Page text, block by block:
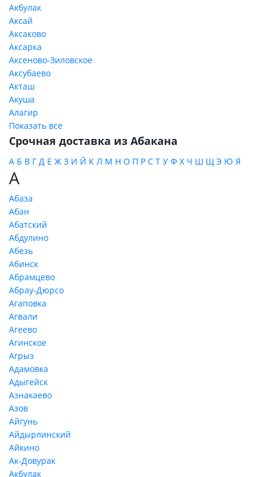
Акбулак
Аксай
Аксаково
Аксарка
Аксеново-Зиловское
Аксубаево
Акташ
Акуша
Алагир
Показать все
Срочная доставка из Абакана
А Б В Г Д Е Ж З И Й К Л М Н О П Р С Т У Ф Х Ч Ш Щ Э Ю Я
А
Абаза
Абан
Абатский
Абдулино
Абезь
Абинск
Абрамцево
Абрау-Дюрсо
Агаповка
Агвали
Агеево
Агинское
Агрыз
Адамовка
Адыгейск
Азнакаево
Азов
Айгунь
Айдырлинский
Айкино
Ак-Довурак
Акбулак